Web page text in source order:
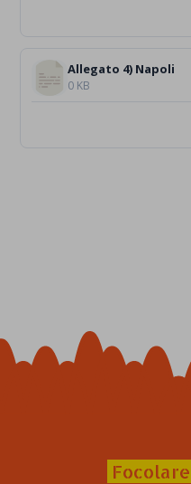
Allegato 4) Napoli
0 KB